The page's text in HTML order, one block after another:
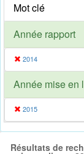
Mot clé
Année rapport
2014
Année mise en
2015
Résultats de